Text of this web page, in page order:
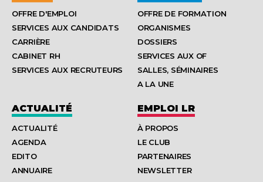
OFFRE D'EMPLOI
SERVICES AUX CANDIDATS
CARRIÈRE
CABINET RH
SERVICES AUX RECRUTEURS
OFFRE DE FORMATION
ORGANISMES
DOSSIERS
SERVICES AUX OF
SALLES, SÉMINAIRES
A LA UNE
ACTUALITÉ
ACTUALITÉ
AGENDA
EDITO
ANNUAIRE
EMPLOI LR
À PROPOS
LE CLUB
PARTENAIRES
NEWSLETTER